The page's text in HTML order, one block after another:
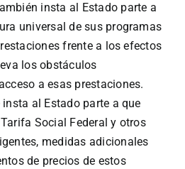
insta al Estado parte a
universal de sus programas
frente a los efectos
los obstáculos
a esas prestaciones.
al Estado parte a que
Social Federal y otros
medidas adicionales
de precios de estos